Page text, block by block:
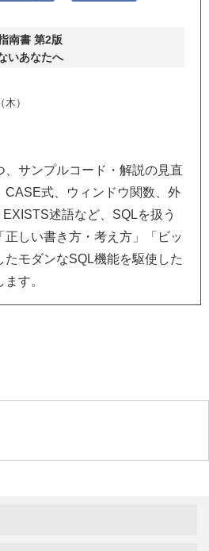
南書 第2版
いあなたへ
）
、サンプルコード・解説の見直
CASE式、ウィンドウ関数、外
述語など、SQLを扱う
正しい書き方・考え方」「ビッ
たモダンなSQL機能を駆使した
す。